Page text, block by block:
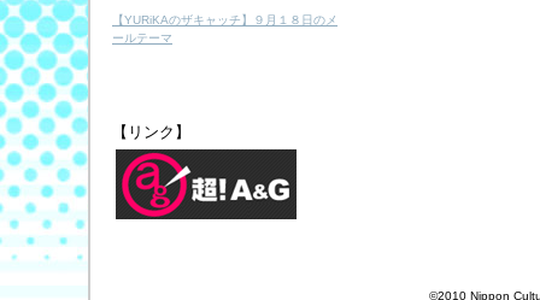
【YURiKAのザキャッチ】９月１８日のメ
ールテーマ
【リンク】
©2010 Nippon